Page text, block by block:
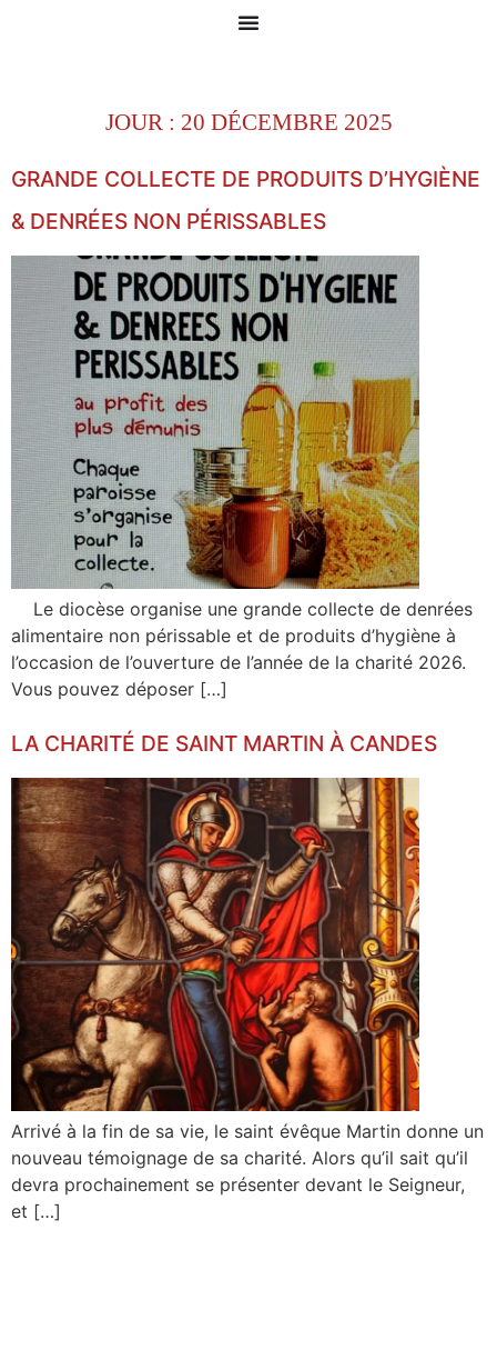
JOUR : 20 DÉCEMBRE 2025
GRANDE COLLECTE DE PRODUITS D’HYGIÈNE
& DENRÉES NON PÉRISSABLES
Le diocèse organise une grande collecte de denrées
alimentaire non périssable et de produits d’hygiène à
l’occasion de l’ouverture de l’année de la charité 2026.
Vous pouvez déposer […]
LA CHARITÉ DE SAINT MARTIN À CANDES
Arrivé à la fin de sa vie, le saint évêque Martin donne un
nouveau témoignage de sa charité. Alors qu’il sait qu’il
devra prochainement se présenter devant le Seigneur,
et […]